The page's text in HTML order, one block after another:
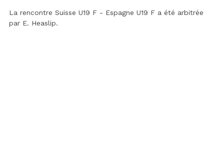
La rencontre Suisse U19 F - Espagne U19 F a été arbitrée
par E. Heaslip.